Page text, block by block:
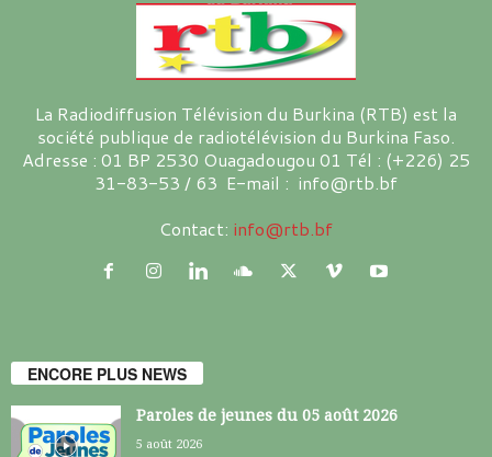
La Radiodiffusion Télévision du Burkina (RTB) est la
société publique de radiotélévision du Burkina Faso.
Adresse : 01 BP 2530 Ouagadougou 01 Tél : (+226) 25
31-83-53 / 63 E-mail : info@rtb.bf
Contact: info@rtb.bf
ENCORE PLUS NEWS
Paroles de jeunes du 05 août 2026
5 août 2026